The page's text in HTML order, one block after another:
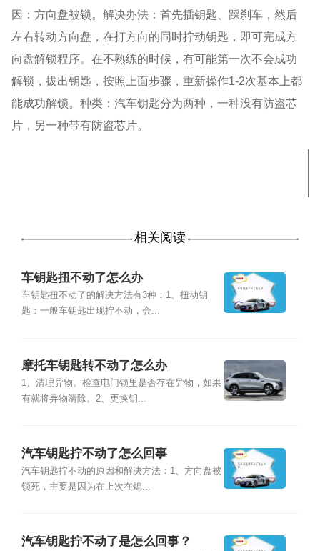
因：方向盘被锁。解决办法：首先插钥匙、踩刹车，然后
左右转动方向盘，在打方向的同时拧动钥匙，即可完成方
向盘解锁程序。在不熟练的时候，有可能第一次不会成功
解锁，拔出钥匙，按照上面步骤，重新操作1-2次基本上都
能成功解锁。种类：汽车钥匙分为两种，一种没有防盗芯
片，另一种带有防盗芯片。
相关阅读
车钥匙扭不动了怎么办
车钥匙扭不动了的解决方法有3种：1、扭动钥
匙：一般车钥匙出现拧不动，会...
摩托车钥匙转不动了怎么办
1、清理异物。检查电门锁里是否存在异物，如果
有就将异物清除。2、更换钥...
汽车钥匙拧不动了怎么回事
汽车钥匙拧不动的原因和解决方法：1、方向盘被
锁死，主要是因为在上次在熄...
汽车钥匙拧不动了是怎么回事？